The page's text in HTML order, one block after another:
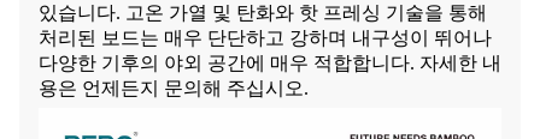
있습니다. 고온 가열 및 탄화와 핫 프레싱 기술을 통해
처리된 보드는 매우 단단하고 강하며 내구성이 뛰어나
다양한 기후의 야외 공간에 매우 적합합니다. 자세한 내
용은 언제든지 문의해 주십시오.